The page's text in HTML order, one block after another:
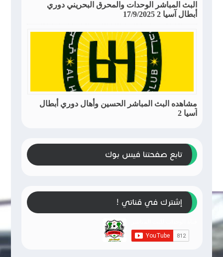
البث المباشر الوحدات والمحرق البحريني دوري
أبطال آسيا 2 17/9/2025
مشاهده البث المباشر الحسين وأهال دوري أبطال
آسيا 2
تابع صفحتنا فيس بوك
إشترك في قناتي !